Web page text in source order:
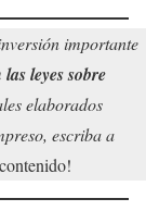
importante
leyes sobre
elaborados
escriba a